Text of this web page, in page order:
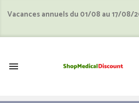
Vacances annuels du 01/08 au 17/08/
